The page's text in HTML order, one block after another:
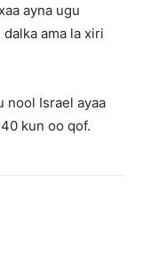
ayna ugu
ama la xiri
nool Israel ayaa
kun oo qof.